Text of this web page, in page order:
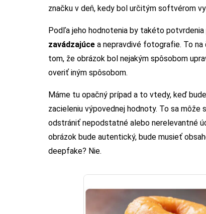
značku v deň, kedy bol určitým softvérom
Podľa jeho hodnotenia by takéto potvrdenia
zavádzajúce a nepravdivé fotografie. To
tom, že obrázok bol nejakým spôsobom
overiť iným spôsobom.
Máme tu opačný prípad a to vtedy, keď
zacieleniu výpovednej hodnoty. To sa
odstrániť nepodstatné alebo nerelevantné
obrázok bude autentický, bude musieť
deepfake? Nie.